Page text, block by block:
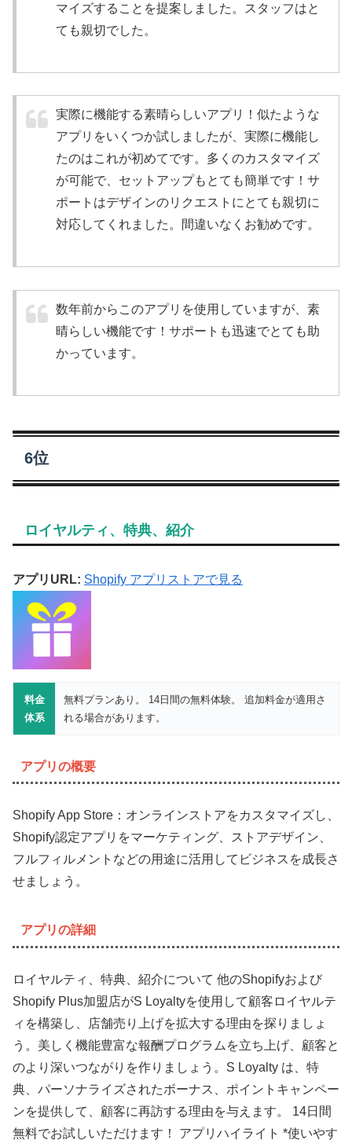
マイズすることを提案しました。スタッフはと
ても親切でした。
実際に機能する素晴らしいアプリ！似たような
アプリをいくつか試しましたが、実際に機能し
たのはこれが初めてです。多くのカスタマイズ
が可能で、セットアップもとても簡単です！サ
ポートはデザインのリクエストにとても親切に
対応してくれました。間違いなくお勧めです。
数年前からこのアプリを使用していますが、素
晴らしい機能です！サポートも迅速でとても助
かっています。
6位
ロイヤルティ、特典、紹介
アプリURL: Shopify アプリストアで見る
料金
体系
無料プランあり。 14日間の無料体験。 追加料金が適用さ
れる場合があります。
アプリの概要
Shopify App Store：オンラインストアをカスタマイズし、
Shopify認定アプリをマーケティング、ストアデザイン、
フルフィルメントなどの用途に活用してビジネスを成長さ
せましょう。
アプリの詳細
ロイヤルティ、特典、紹介について 他のShopifyおよび
Shopify Plus加盟店がS Loyaltyを使用して顧客ロイヤルテ
ィを構築し、店舗売り上げを拡大する理由を探りましょ
う。美しく機能豊富な報酬プログラムを立ち上げ、顧客と
のより深いつながりを作りましょう。S Loyalty は、特
典、パーソナライズされたボーナス、ポイントキャンペー
ンを提供して、顧客に再訪する理由を与えます。 14日間
無料でお試しいただけます！ アプリハイライト *使いやす